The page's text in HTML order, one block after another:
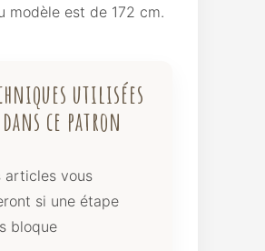
modèle est de 172 cm.
utilisées
dans ce patron
articles vous
si une étape
bloque